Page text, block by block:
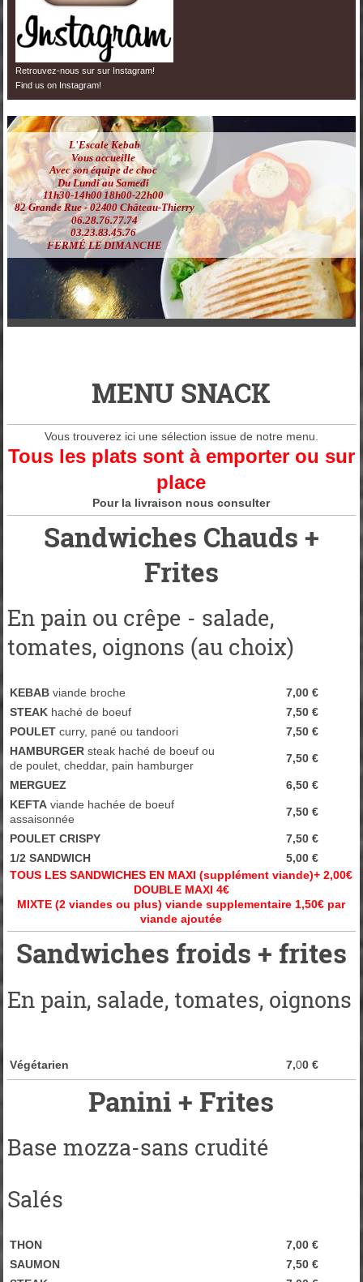
Retrouvez-nous sur sur Instagram!
Find us on Instagram!
L'Escale Kebab
Vous accueille
Avec son équipe de choc
Du Lundi au Samedi
11h30-14h00 18h00-22h00
82 Grande Rue - 02400 Château-Thierry
06.28.76.77.74
03.23.83.45.76
FERMÉ LE DIMANCHE
MENU SNACK
Vous trouverez ici une sélection issue de notre menu.
Tous les plats sont à emporter ou sur
place
Pour la livraison nous consulter
Sandwiches Chauds +
Frites
En pain ou crêpe - salade,
tomates, oignons (au choix)
KEBABviande broche
7,00 €
STEAKhaché de boeuf
7,50 €
POULETcurry, pané ou tandoori
7,50 €
HAMBURGERsteak haché de boeuf ou
de poulet, cheddar, pain hamburger
7,50 €
MERGUEZ
6,50 €
KEFTAviande hachée de boeuf
assaisonnée
7,50 €
POULET CRISPY
7,50 €
1/2 SANDWICH
5,00 €
TOUS LES SANDWICHES EN MAXI (supplément viande)+ 2,00€
DOUBLE MAXI 4€
MIXTE (2 viandes ou plus) viande supplementaire 1,50€ par
viande ajoutée
Sandwiches froids + frites
En pain, salade, tomates, oignons
Végétarien 7,00 €
Panini + Frites
Base mozza-sans crudité
Salés
THON
7,00 €
SAUMON
7,50 €